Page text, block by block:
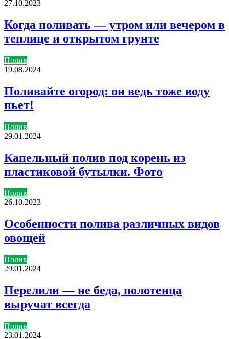
27.10.2023
Когда поливать — утром или вечером в
теплице и открытом грунте
Полив
19.08.2024
Поливайте огород: он ведь тоже воду
пьет!
Полив
29.01.2024
Капельный полив под корень из
пластиковой бутылки. Фото
Полив
26.10.2023
Особенности полива различных видов
овощей
Полив
29.01.2024
Перелили — не беда, полотенца
выручат всегда
Полив
23.01.2024